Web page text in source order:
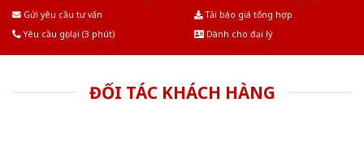
Gửi yêu cầu tư vấn
Tải báo giá tổng hợp
Yêu cầu gọi lại (3 phút)
Dành cho đại lý
ĐỐI TÁC KHÁCH HÀNG